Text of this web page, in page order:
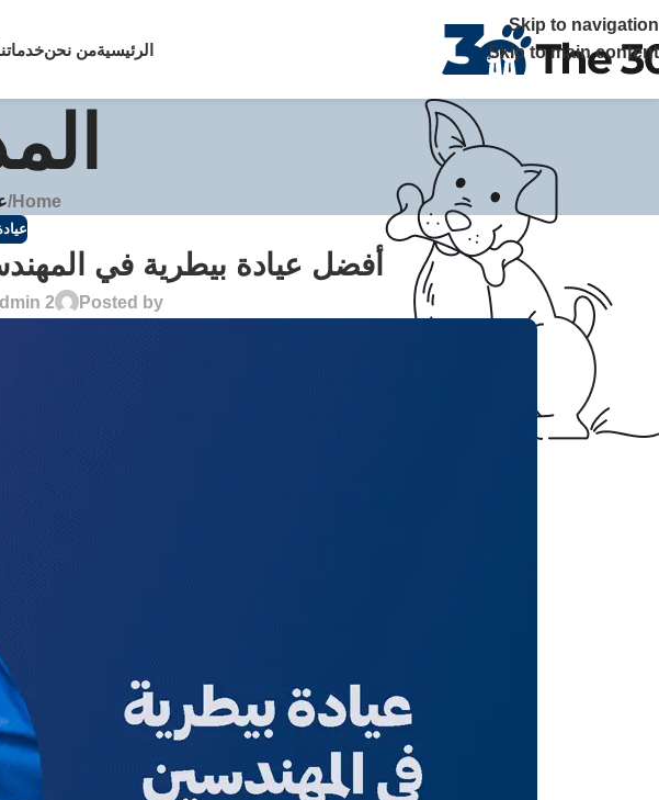
Skip to navigation
Skip to main content
The 30 بتوفر زيارات منزلية علي مدار 24 ساعة ويصلك الطبيب خلال ساعة في القاهرة والجيزة اتصل بنا
الرئيسيةمن نحن
Home
/
أفضل عيادة بيطرية في
Posted by
2